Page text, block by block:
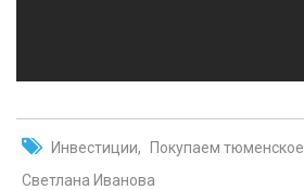
Инвестиции Покупаем тюменское
Светлана Иванова